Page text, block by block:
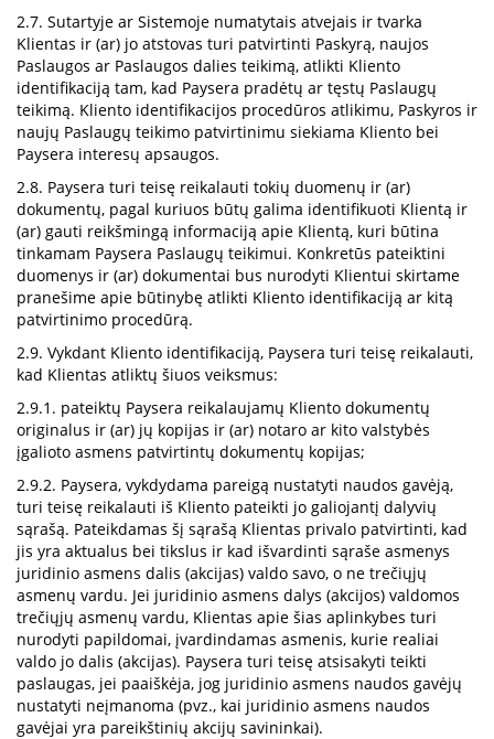
2.7. Sutartyje ar Sistemoje numatytais atvejais ir tvarka
Klientas ir (ar) jo atstovas turi patvirtinti Paskyrą, naujos
Paslaugos ar Paslaugos dalies teikimą, atlikti Kliento
identifikaciją tam, kad Paysera pradėtų ar tęstų Paslaugų
teikimą. Kliento identifikacijos procedūros atlikimu, Paskyros ir
naujų Paslaugų teikimo patvirtinimu siekiama Kliento bei
Paysera interesų apsaugos.
2.8. Paysera turi teisę reikalauti tokių duomenų ir (ar)
dokumentų, pagal kuriuos būtų galima identifikuoti Klientą ir
(ar) gauti reikšmingą informaciją apie Klientą, kuri būtina
tinkamam Paysera Paslaugų teikimui. Konkretūs pateiktini
duomenys ir (ar) dokumentai bus nurodyti Klientui skirtame
pranešime apie būtinybę atlikti Kliento identifikaciją ar kitą
patvirtinimo procedūrą.
2.9. Vykdant Kliento identifikaciją, Paysera turi teisę reikalauti,
kad Klientas atliktų šiuos veiksmus:
2.9.1. pateiktų Paysera reikalaujamų Kliento dokumentų
originalus ir (ar) jų kopijas ir (ar) notaro ar kito valstybės
įgalioto asmens patvirtintų dokumentų kopijas;
2.9.2. Paysera, vykdydama pareigą nustatyti naudos gavėją,
turi teisę reikalauti iš Kliento pateikti jo galiojantį dalyvių
sąrašą. Pateikdamas šį sąrašą Klientas privalo patvirtinti, kad
jis yra aktualus bei tikslus ir kad išvardinti sąraše asmenys
juridinio asmens dalis (akcijas) valdo savo, o ne trečiųjų
asmenų vardu. Jei juridinio asmens dalys (akcijos) valdomos
trečiųjų asmenų vardu, Klientas apie šias aplinkybes turi
nurodyti papildomai, įvardindamas asmenis, kurie realiai
valdo jo dalis (akcijas). Paysera turi teisę atsisakyti teikti
paslaugas, jei paaiškėja, jog juridinio asmens naudos gavėjų
nustatyti neįmanoma (pvz., kai juridinio asmens naudos
gavėjai yra pareikštinių akcijų savininkai).